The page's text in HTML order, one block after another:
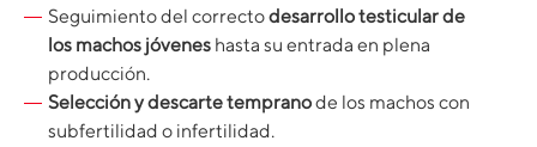
Seguimiento del correctodesarrollo testicular de
los machos jóvenes hasta su entrada en plena
producción.
Selección y descarte tempranode los machos con
subfertilidad o infertilidad.